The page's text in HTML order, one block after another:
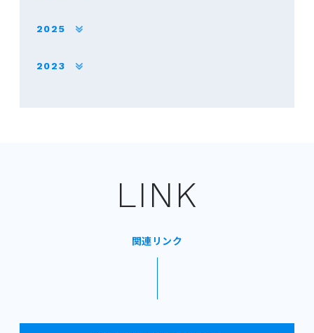
2025
2023
LINK
関連リンク